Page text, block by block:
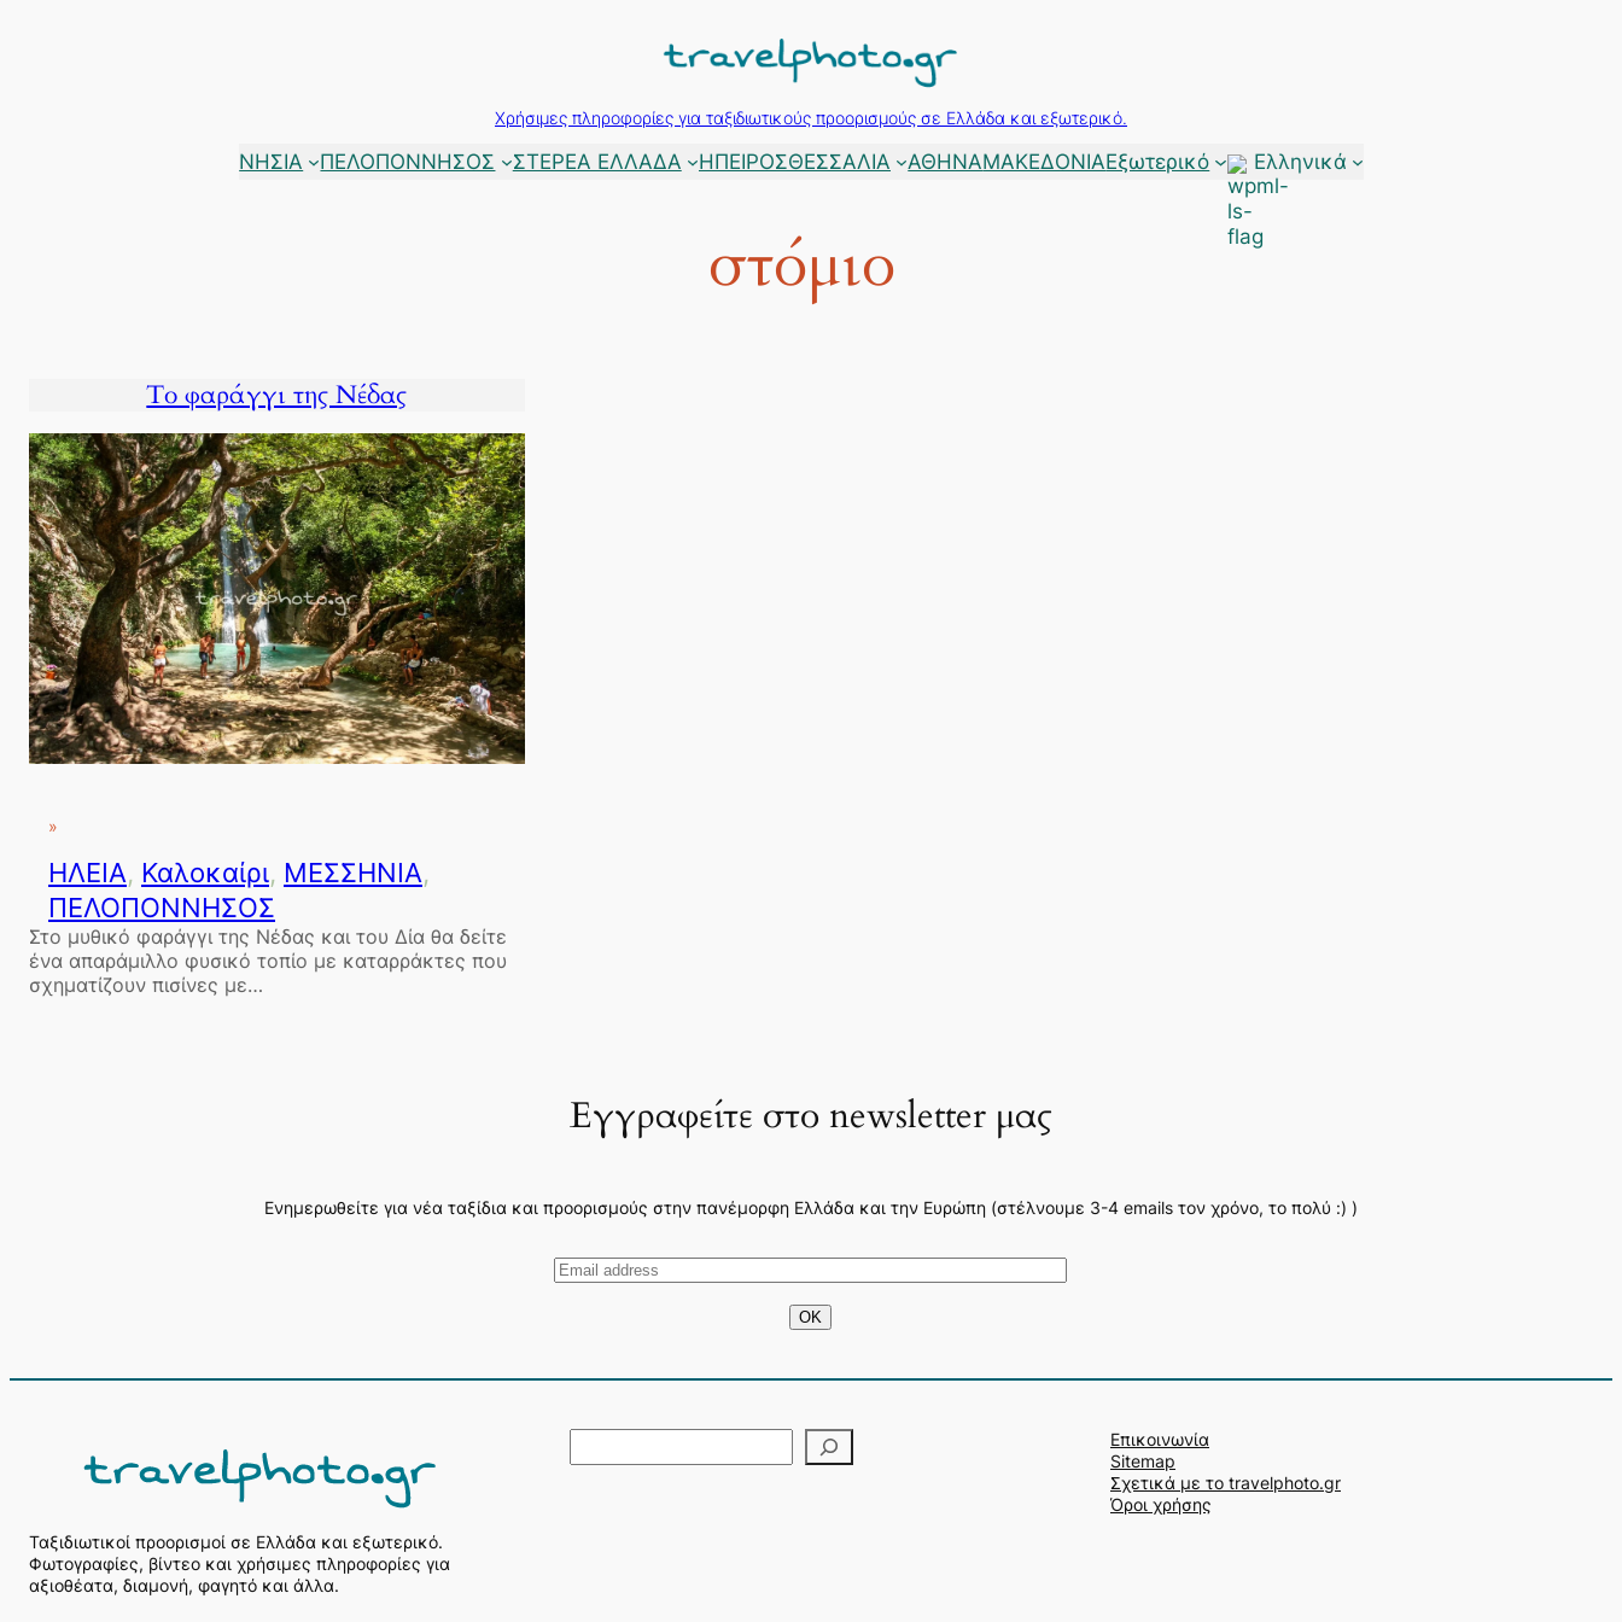
Χρήσιμες πληροφορίες για ταξιδιωτικούς προορισμούς σε Ελλάδα και εξωτερικό.
ΝΗΣΙΑ ΠΕΛΟΠΟΝΝΗΣΟΣ ΣΤΕΡΕΑ ΕΛΛΑΔΑ ΗΠΕΙΡΟΣΘΕΣΣΑΛΙΑ ΑΘΗΝΑΜΑΚΕΔΟΝΙΑΕξωτερικό Ελληνικά
στόμιο
Το φαράγγι της Νέδας
»
ΗΛΕΙΑ, Καλοκαίρι, ΜΕΣΣΗΝΙΑ
ΠΕΛΟΠΟΝΝΗΣΟΣ
Στο μυθικό φαράγγι της Νέδας και του Δία θα δείτε
ένα απαράμιλλο φυσικό τοπίο με καταρράκτες που
σχηματίζουν πισίνες με…
Εγγραφείτε στο newsletter μας
Ενημερωθείτε για νέα ταξίδια και προορισμούς στην πανέμορφη Ελλάδα και την Ευρώπη (στέλνουμε 3-4 emails τον χρόνο, το πολύ :) )
Ταξιδιωτικοί προορισμοί σε Ελλάδα και εξωτερικό.
Φωτογραφίες, βίντεο και χρήσιμες πληροφορίες για
αξιοθέατα, διαμονή, φαγητό και άλλα.
Επικοινωνία
Sitemap
Σχετικά με το travelphoto.gr
Όροι χρήσης